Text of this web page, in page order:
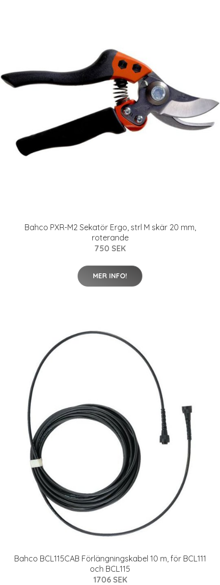
Bahco PXR-M2 Sekatör Ergo, strl M skär 20 mm,
roterande
750 SEK
MER INFO!
Bahco BCL115CAB Förlängningskabel 10 m, för BCL111
och BCL115
1706 SEK